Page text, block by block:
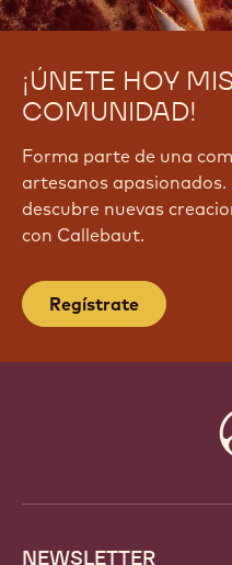
¡ÚNETE HOY
COMUNIDAD!
Forma parte de una
artesanos
descubre nuevas
con Callebaut.
Regístrate
NEWSLETTER